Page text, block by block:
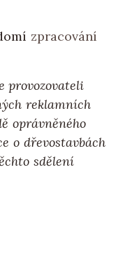
zpracování
provozovateli
reklamních
oprávněného
o dřevostavbách
sdělení